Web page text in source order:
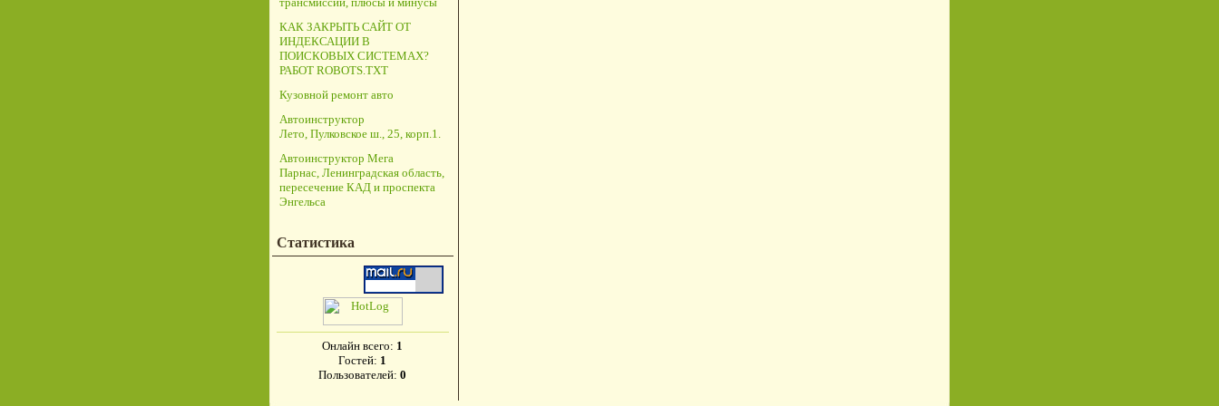
КАК ЗАКРЫТЬ САЙТ ОТ
ИНДЕКСАЦИИ В
ПОИСКОВЫХ СИСТЕМАХ?
РАБОТ ROBOTS.TXT
Кузовной ремонт авто
Автоинструктор
Лето, Пулковское ш., 25, корп.1.
Автоинструктор Мега
Парнас, Ленинградская область,
пересечение КАД и проспекта
Энгельса
Статистика
Онлайн всего: 1
Гостей: 1
Пользователей: 0